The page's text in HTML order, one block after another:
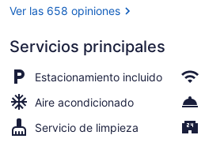
Ver las 658 opiniones
Servicios principales
Estacionamiento incluido
Aire acondicionado
Servicio de limpieza